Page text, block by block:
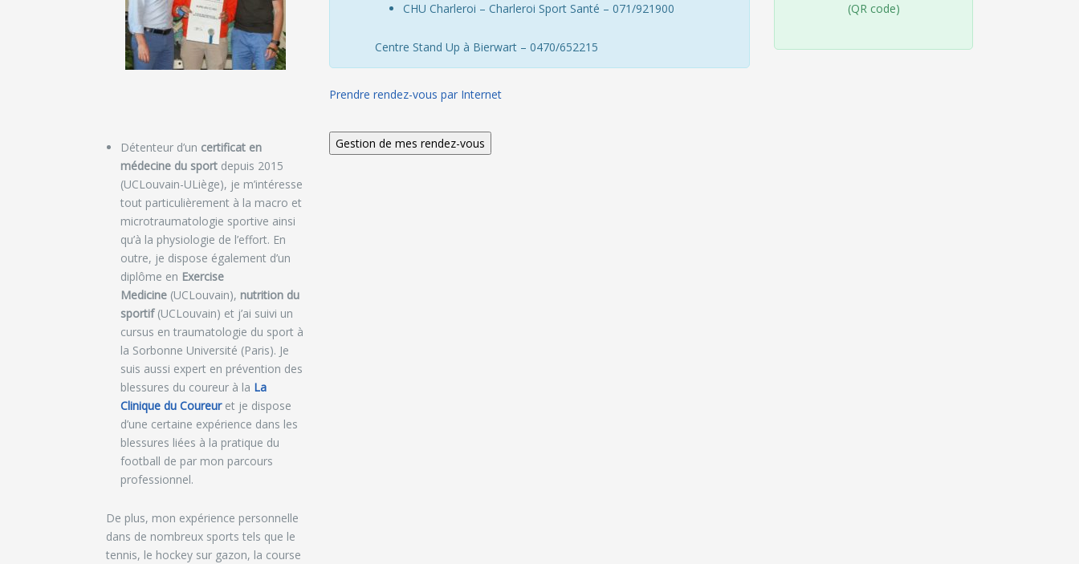
Détenteur d’un certificat en
médecine du sportdepuis 2015
(UCLouvain-ULiège), je m’intéresse
tout particulièrement à la macro et
microtraumatologie sportive ainsi
qu’à la physiologie de l’effort. En
outre, je dispose également d’un
diplôme en Exercise
Medicine(UCLouvain), nutrition du
sportif(UCLouvain) et j’ai suivi un
cursus en traumatologie du sport à
la Sorbonne Université (Paris). Je
suis aussi expert en prévention des
blessures du coureur à la La
Clinique du Coureur et je dispose
d’une certaine expérience dans les
blessures liées à la pratique du
football de par mon parcours
professionnel.
De plus, mon expérience personnelle
dans de nombreux sports tels que le
tennis, le hockey sur gazon, la course
CHU Charleroi – Charleroi Sport Santé – 071/921900
Centre Stand Up à Bierwart – 0470/652215
(QR code)
Prendre rendez-vous par Internet